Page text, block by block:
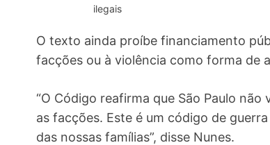
ilegais
O texto ainda proíbe financiamento
facções ou à violência como forma de
“O Código reafirma que São Paulo
as facções. Este é um código de
das nossas famílias”, disse Nunes.